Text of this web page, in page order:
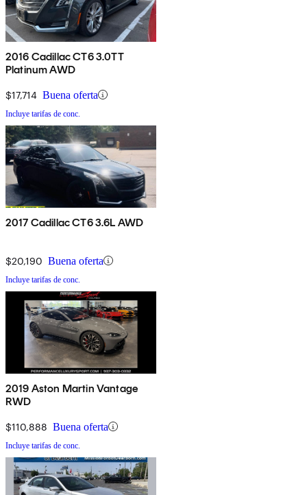
2016 Cadillac CT6 3.0TT
Platinum AWD
$17,714 Buena oferta
Incluye tarifas de conc.
2017 Cadillac CT6 3.6L AWD
$20,190 Buena oferta
Incluye tarifas de conc.
2019 Aston Martin Vantage
RWD
$110,888 Buena oferta
Incluye tarifas de conc.